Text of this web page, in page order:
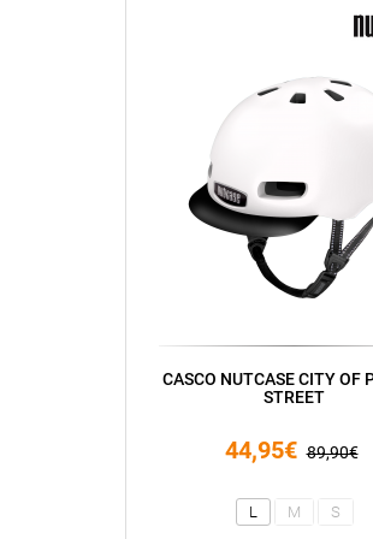
CASCO NUTCASE CITY OF
STREET
44,95€ 89,90€
L M S